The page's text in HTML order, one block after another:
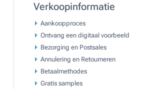
Verkoopinformatie
Aankoopproces
Ontvang een digitaal voorbeeld
Bezorging en Postsales
Annulering en Retourneren
Betaalmethodes
Gratis samples